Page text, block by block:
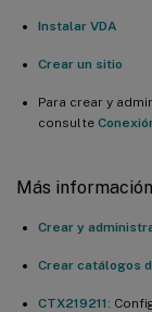
Instalar VDA
Crear un sitio
Para crear y
consulte
Más información
Crear y
Crear catálogos
CTX219211 :